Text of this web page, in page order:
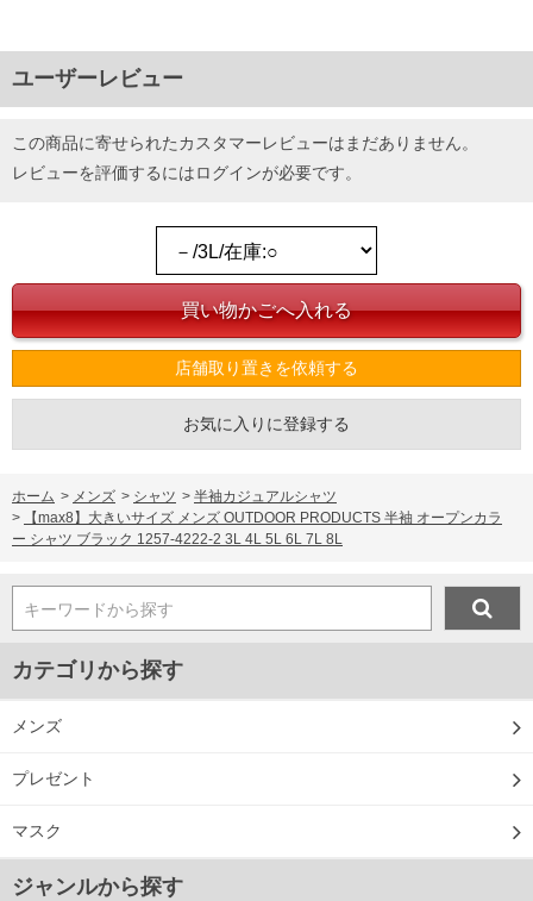
ユーザーレビュー
この商品に寄せられたカスタマーレビューはまだありません。
レビューを評価するにはログインが必要です。
店舗取り置きを依頼する
お気に入りに登録する
ホーム > メンズ > シャツ > 半袖カジュアルシャツ
>
【max8】大きいサイズ メンズ OUTDOOR PRODUCTS 半袖 オープンカラ
ー シャツ ブラック 1257-4222-2 3L 4L 5L 6L 7L 8L
キーワードから探す
カテゴリから探す
メンズ
プレゼント
マスク
ジャンルから探す